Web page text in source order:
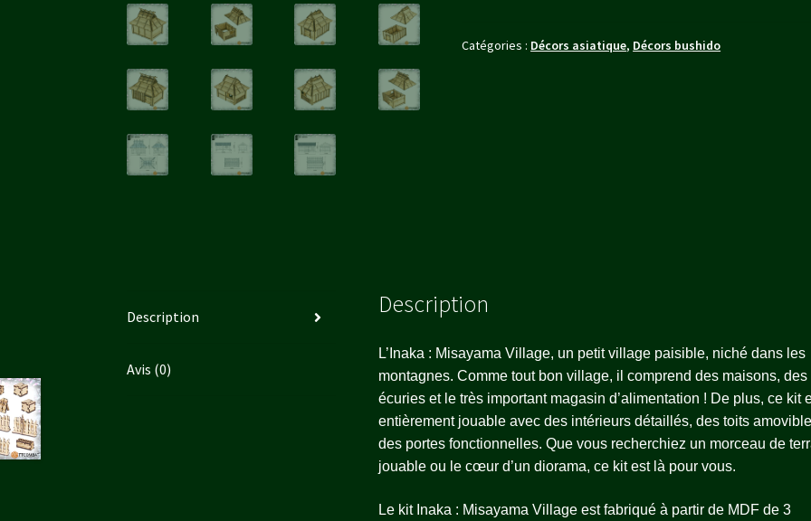
Catégories : Décors asiatique, Décors bushido
Description
Avis (0)
Description
L’Inaka : Misayama Village, un petit village paisible, niché dans les
montagnes. Comme tout bon village, il comprend des maisons, des
écuries et le très important magasin d’alimentation ! De plus, ce kit
entièrement jouable avec des intérieurs détaillés, des toits
des portes fonctionnelles. Que vous recherchiez un morceau de
jouable ou le cœur d’un diorama, ce kit est là pour vous.
Le kit Inaka : Misayama Village est fabriqué à partir de MDF de 3